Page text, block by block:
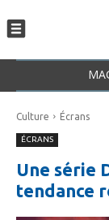
Culture Écrans
ÉCRANS
Une série
tendance